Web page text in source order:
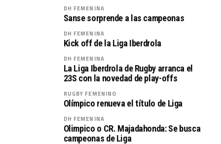
DH FEMENINA
Sanse sorprende a las campeonas
DH FEMENINA
Kick off de la Liga Iberdrola
DH FEMENINA
La Liga Iberdrola de Rugby arranca el
23S con la novedad de play-offs
RUGBY FEMENINO
Olímpico renueva el título de Liga
DH FEMENINA
Olimpico o CR. Majadahonda: Se busca
campeonas de Liga